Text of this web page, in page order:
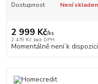
Dostupnost Není
2 999 Kč/ks
2 479 Kč bez DPH
Momentálně není k dispozici